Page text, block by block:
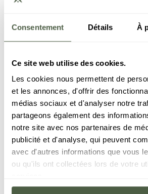
Consentement Détails À
Ce site web utilise des cookies.
Les cookies nous permettent de
et les annonces, d'offrir des
médias sociaux et d'analyser notre
partageons également des
notre site avec nos partenaires de
publicité et d'analyse, qui peuvent
avec d'autres informations que vous
ou qu'ils ont collectées lors de votre